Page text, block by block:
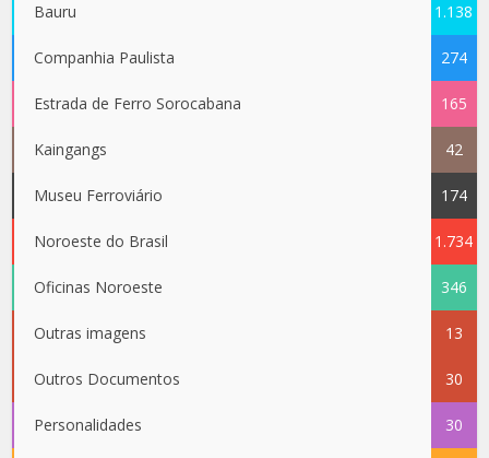
Bauru 1.138
Companhia Paulista 274
Estrada de Ferro Sorocabana 165
Kaingangs 42
Museu Ferroviário 174
Noroeste do Brasil 1.734
Oficinas Noroeste 346
Outras imagens 13
Outros Documentos 30
Personalidades 30